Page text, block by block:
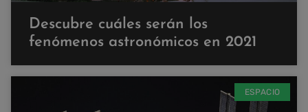
Descubre cuáles serán los
fenómenos astronómicos en 2021
ESPACIO